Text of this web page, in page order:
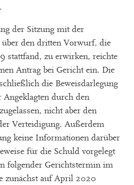
.
der Sitzung mit der
den dritten Vorwurf, die
stattfand, zu erwirken, reichte
Antrag bei Gericht ein. Die
die Beweisdarlegung
durch den
nicht aber den
Verteidigung. Außerdem
keine Informationen darüber
für die Schuld vorgelegt
folgender Gerichtstermin im
zunächst auf April 2020